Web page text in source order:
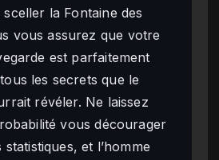
la Fontaine des
vous assurez que votre
est parfaitement
les secrets que le
révéler. Ne laissez
vous décourager
et l’homme